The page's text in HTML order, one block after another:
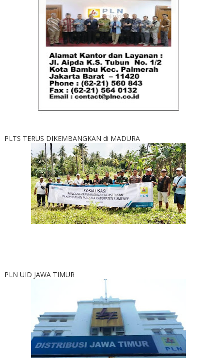
PLTS TERUS DIKEMBANGKAN di MADURA
PLN UID JAWA TIMUR